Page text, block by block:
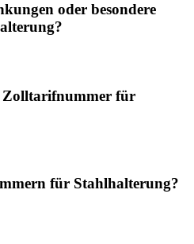
oder besondere
Zolltarifnummer für
für Stahlhalterung?